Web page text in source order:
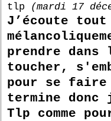
tlp (mardi 17
J’écoute
prendre
toucher,
pour se faire
termine
Tlp comme